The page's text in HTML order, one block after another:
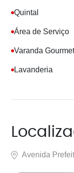
Quintal
Área de Serviço
Varanda
Lavanderia
Avenida